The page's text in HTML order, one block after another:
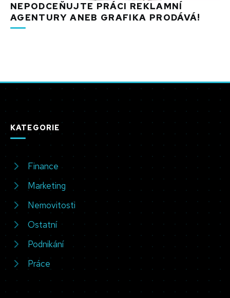
NEPODCEŇUJTE PRÁCI REKLAMNÍ
AGENTURY ANEB GRAFIKA PRODÁVÁ!
KATEGORIE
Finance
Marketing
Nemovitosti
Ostatní
Podnikání
Práce